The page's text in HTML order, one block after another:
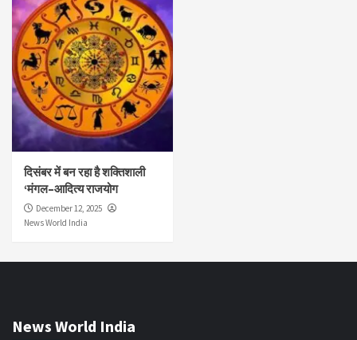
दिसंबर में बन रहा है शक्तिशाली
‘मंगल–आदित्य राजयोग
December 12, 2025
News World India
News World India